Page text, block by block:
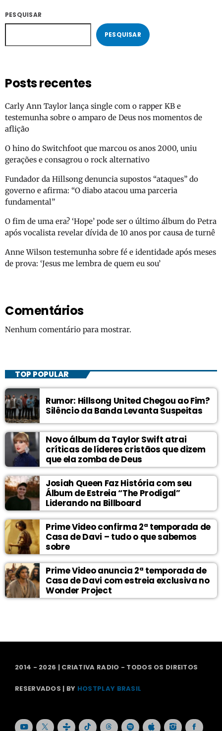
PESQUISAR
PESQUISAR
Posts recentes
Carly Ann Taylor lança single com o rapper KB e
testemunha sobre o amparo de Deus nos momentos de
aflição
O hino do Switchfoot que marcou os anos 2000, uniu
gerações e consagrou o rock alternativo
Fundador da Hillsong denuncia supostos “ataques” do
governo e afirma: “O diabo atacou uma parceria
fundamental”
O fim de uma era? ‘Hope’ pode ser o último álbum do Petra
após vocalista revelar dívida de 10 anos por causa de turnê
Anne Wilson testemunha sobre fé e identidade após meses
de prova: ‘Jesus me lembra de quem eu sou’
Comentários
Nenhum comentário para mostrar.
TOP POPULAR
Rumor: Hillsong United Chegou ao Fim?
Silêncio da Banda Levanta Suspeitas
Novo álbum da Taylor Swift atrai
críticas de líderes cristãos que dizem
que ela zomba de Deus
Josiah Queen Faz História com seu
Álbum de Estreia “The Prodigal”
Liderando na Billboard
Prime Video confirma 2ª temporada de
Casa de Davi – tudo o que sabemos
sobre
Prime Video anuncia 2ª temporada de
Casa de Davi com estreia exclusiva no
Wonder Project
2014 - 2026 | CRIATIVA RADIO - TODOS OS DIREITOS
RESERVADOS | BY HOSTPLAY BRASIL